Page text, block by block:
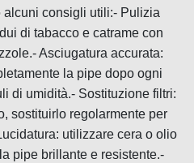
consigli utili:- Pulizia
di tabacco e catrame con
Asciugatura accurata:
la pipe dopo ogni
di umidità.- Sostituzione filtri:
sostituirlo regolarmente per
utilizzare cera o olio
pipe brillante e resistente.-